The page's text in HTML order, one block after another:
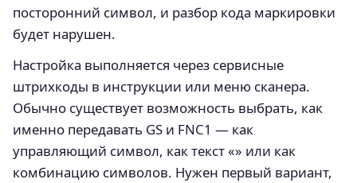
посторонний символ, и разбор кода маркировки
будет нарушен.
Настройка выполняется через сервисные
штрихкоды в инструкции или меню сканера.
Обычно существует возможность выбрать, как
именно передавать GS и FNC1 — как
управляющий символ, как текст «» или как
комбинацию символов. Нужен первый вариант,